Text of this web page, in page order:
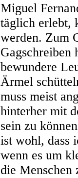
Miguel
täglich erlebt,
werden. Zum
Gagschreiben
bewundere
Ärmel
muss meist
hinterher mit
sein zu
ist wohl, dass
wenn es um
die Menschen